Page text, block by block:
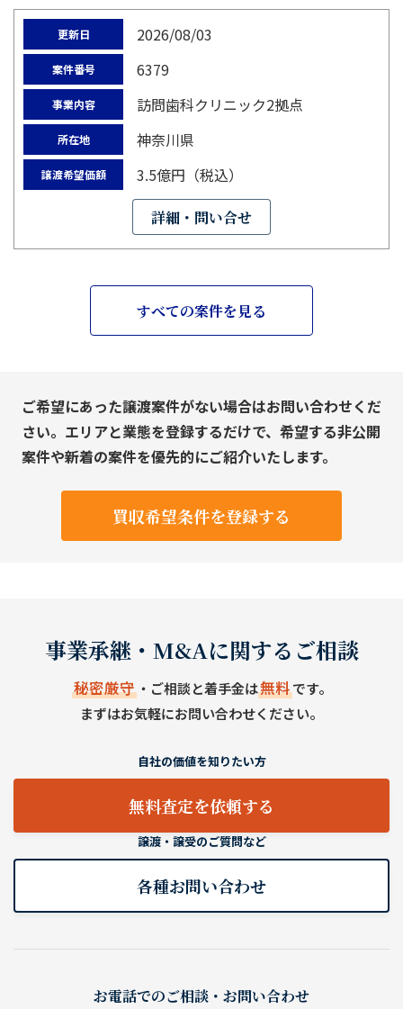
更新日 2026/08/03
案件番号 6379
事業内容 訪問歯科クリニック2拠点
所在地 神奈川県
譲渡希望価額 3.5億円（税込）
詳細・問い合せ
すべての案件を見る
ご希望にあった譲渡案件がない場合はお問い合わせくだ
さい。エリアと業態を登録するだけで、希望する非公開
案件や新着の案件を優先的にご紹介いたします。
買収希望条件を登録する
事業承継・M&Aに関するご相談
秘密厳守・ご相談と着手金は無料です。
まずはお気軽にお問い合わせください。
自社の価値を知りたい方
無料査定を依頼する
譲渡・譲受のご質問など
各種お問い合わせ
お電話でのご相談・お問い合わせ